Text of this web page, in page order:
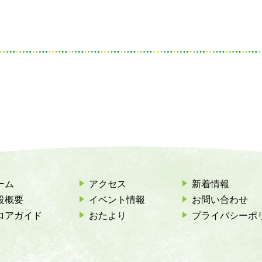
ム
概要
アガイド
アクセス
イベント情報
おたより
新着情報
お問い合わせ
プライバシーポ